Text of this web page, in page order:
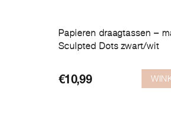
Papieren draagtassen –
Sculpted Dots zwart/wit
€10,99